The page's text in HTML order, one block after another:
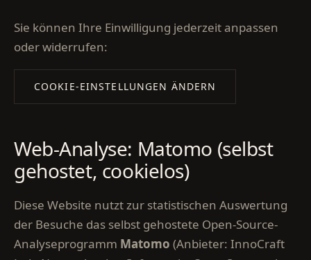
Sie können Ihre Einwilligung jederzeit anpassen
oder widerrufen:
COOKIE-EINSTELLUNGEN ÄNDERN
Web-Analyse: Matomo (selbst
gehostet, cookielos)
Diese Website nutzt zur statistischen Auswertung
der Besuche das selbst gehostete Open-Source-
Analyseprogramm Matomo (Anbieter: InnoCraft